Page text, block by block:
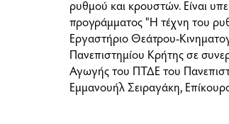
ρυθμού και κρουστών. Είναι
προγράμματος "Η τέχνη του
Εργαστήριο Θεάτρου-
Πανεπιστημίου Κρήτης σε
Αγωγής του ΠΤΔΕ του
Εμμανουήλ Σειραγάκη,